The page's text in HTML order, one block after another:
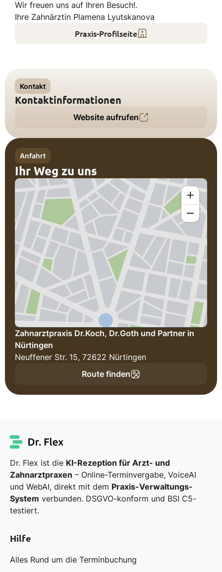
Wir freuen uns auf Ihren Besuch!.
Ihre Zahnärztin Plamena Lyutskanova
Praxis-Profilseite
Kontakt
Kontaktinformationen
Website aufrufen
Anfahrt
Ihr Weg zu uns
Zahnarztpraxis Dr.Koch, Dr.Goth und Partner in
Nürtingen
Neuffener Str. 15, 72622 Nürtingen
Route finden
Dr. Flex ist die KI-Rezeption für Arzt- und
Zahnarztpraxen – Online-Terminvergabe, VoiceAI
und WebAI, direkt mit dem Praxis-Verwaltungs-
System verbunden. DSGVO-konform und BSI C5-
testiert.
Hilfe
Alles Rund um die Terminbuchung